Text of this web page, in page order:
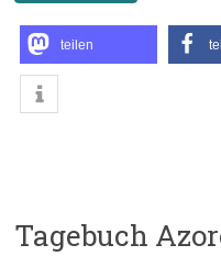
teilen
Tagebuch